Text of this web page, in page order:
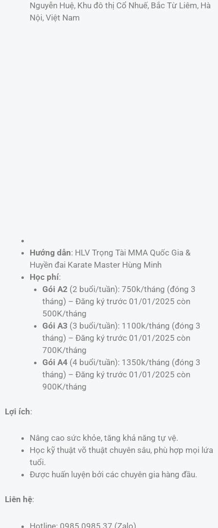
Nguyễn Huệ, Khu đô thị Cổ Nhuế, Bắc Từ Liêm, Hà
Nội, Việt Nam
Hướng dẫn: HLV Trọng Tài MMA Quốc Gia &
Huyền đai Karate Master Hùng Minh
Học phí:
Gói A2 (2 buổi/tuần): 750k/tháng (đóng 3
tháng) – Đăng ký trước 01/01/2025 còn
500K/tháng
Gói A3 (3 buổi/tuần): 1100k/tháng (đóng 3
tháng) – Đăng ký trước 01/01/2025 còn
700K/tháng
Gói A4(4 buổi/tuần): 1350k/tháng (đóng 3
tháng) – Đăng ký trước 01/01/2025 còn
900K/tháng
Lợi ích:
Nâng cao sức khỏe, tăng khả năng tự vệ.
Học kỹ thuật võ thuật chuyên sâu, phù hợp mọi lứa
tuổi.
Được huấn luyện bởi các chuyên gia hàng đầu.
Liên hệ:
Hotline: 0985 0985 37 (Zalo)